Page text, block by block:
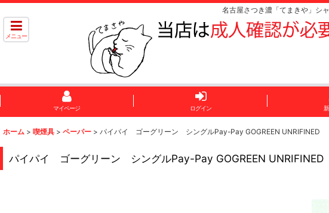
名古屋さつき濃「てまきや」シ
メニュー
マイページ ログイン
ホーム > 喫煙具 > ペーパー > パイパイ ゴーグリーン シングルPay-Pay GOGREEN UNRIFINED
パイパイ ゴーグリーン シングルPay-Pay GOGREEN UNRIFINED